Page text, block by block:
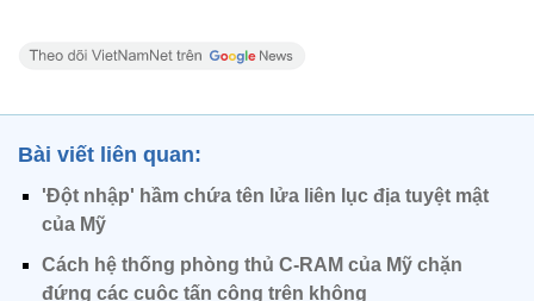
Bài viết liên quan:
'Đột nhập' hầm chứa tên lửa liên lục địa tuyệt mật
của Mỹ
Cách hệ thống phòng thủ C-RAM của Mỹ chặn
đứng các cuộc tấn công trên không